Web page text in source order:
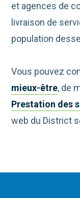
et agences de
livraison de
population
Vous pouvez
mieux-être, de
Prestation des
web du District